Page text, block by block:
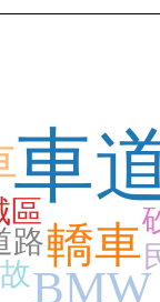
車
BMW
轎車
區
路